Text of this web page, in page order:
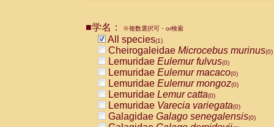
CebidaeCebus nigrivittatus
CebidaeCebus
CebidaeSaimiri boliviensis(0)
CebidaeSaimiri sciureus(0)
AtelidaeAlouatta caraya(0)
AtelidaeAlouatta fusca(0)
AtelidaeAlouatta seniculus
AtelidaeAlouattaspp.(0)
AtelidaeAteles belzebuth(0)
■学名： ※複数選択可・or検索
All species(1)
Cheirogaleidae Microcebus murinus(0)
Lemuridae Eulemur fulvus(0)
Lemuridae Eulemur macaco(0)
Lemuridae Eulemur mongoz(0)
Lemuridae Lemur catta(0)
Lemuridae Varecia variegata(0)
Galagidae Galago senegalensis(0)